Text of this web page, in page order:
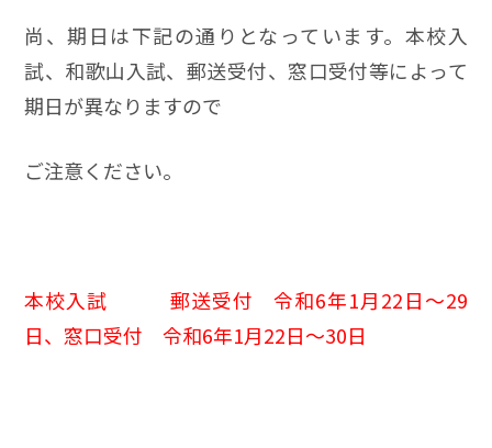
尚、期日は下記の通りとなっています。本校入
試、和歌山入試、郵送受付、窓口受付等によって
期日が異なりますので
ご注意ください。
本校入試 郵送受付 令和6年1月22日～29
日、窓口受付 令和6年1月22日～30日